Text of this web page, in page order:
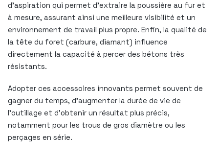
d’aspiration qui permet d’extraire la poussière au fur et
à mesure, assurant ainsi une meilleure visibilité et un
environnement de travail plus propre. Enfin, la qualité de
la tête du foret (carbure, diamant) influence
directement la capacité à percer des bétons très
résistants.
Adopter ces accessoires innovants permet souvent de
gagner du temps, d’augmenter la durée de vie de
l’outillage et d’obtenir un résultat plus précis,
notamment pour les trous de gros diamètre ou les
perçages en série.